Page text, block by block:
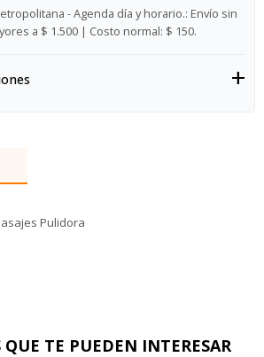
- Agenda día y horario.: Envío sin
a $ 1.500 | Costo normal: $ 150.
Pulidora
QUE TE PUEDEN INTERESAR